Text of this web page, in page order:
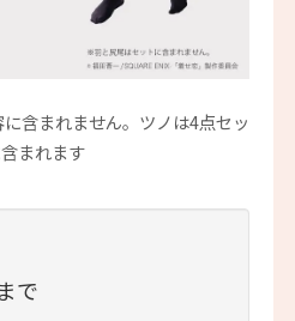
含まれません。ツノは4点セッ
まれます
で